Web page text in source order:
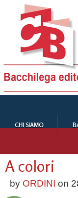
CHI SIAMO
A colori
by ORDINI on